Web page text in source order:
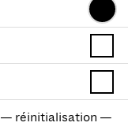
— réinitialisation —